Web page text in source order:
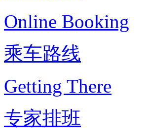
Online Booking
乘车路线
Getting There
专家排班